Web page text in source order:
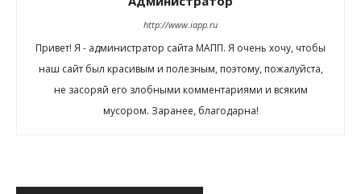
http://www.iapp.ru
Привет! Я - администратор сайта МАПП. Я очень хочу, чтобы
наш сайт был красивым и полезным, поэтому, пожалуйста,
не засоряй его злобными комментариями и всяким
мусором. Заранее, благодарна!